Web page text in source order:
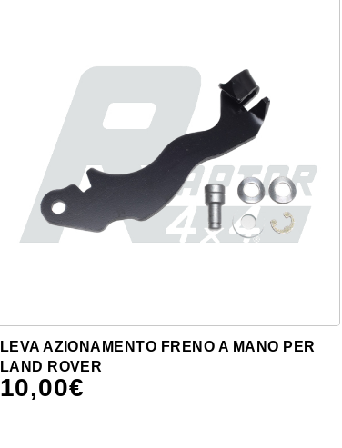
LEVA AZIONAMENTO FRENO A MANO PER
LAND ROVER
10,00€